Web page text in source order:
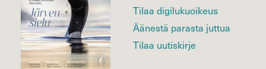
Tilaa digilukuoikeus
Äänestä parasta juttua
Tilaa uutiskirje